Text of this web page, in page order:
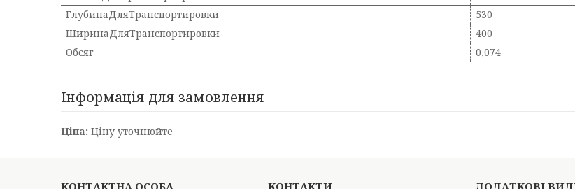
ГлубинаДляТранспортировки
530
ШиринаДляТранспортировки
400
Обсяг
0,074
Інформація для замовлення
Ціна: Ціну уточнюйте